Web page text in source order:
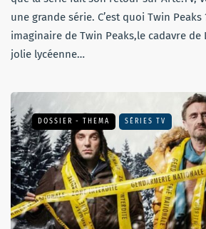
une grande série. C’est quoi Twin Peaks
imaginaire de Twin Peaks,le cadavre de
jolie lycéenne…
DOSSIER - THEMA SÉRIES TV